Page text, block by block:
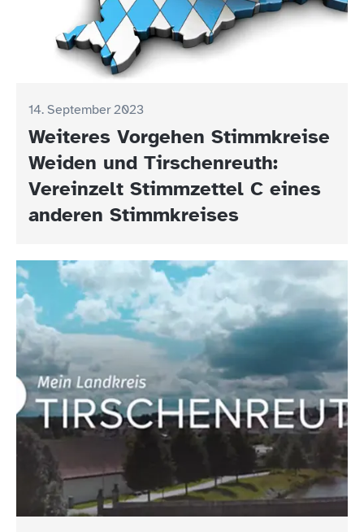
14. September 2023
Weiteres Vorgehen Stimmkreise
Weiden und Tirschenreuth:
Vereinzelt Stimmzettel C eines
anderen Stimmkreises